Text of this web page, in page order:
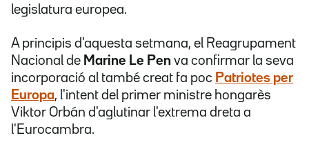
legislatura europea.
A principis d'aquesta setmana, el Reagrupament
Nacional de Marine Le Pen va confirmar la seva
incorporació al també creat fa poc Patriotes per
Europa, l'intent del primer ministre hongarès
Viktor Orbán d'aglutinar l'extrema dreta a
l'Eurocambra.